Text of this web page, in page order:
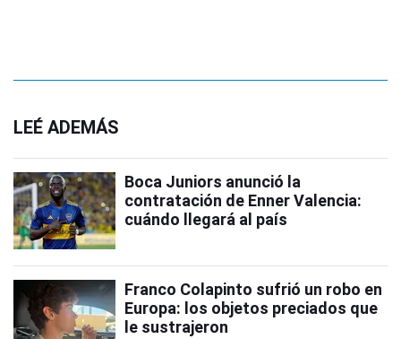
LEÉ ADEMÁS
Boca Juniors anunció la
contratación de Enner Valencia:
cuándo llegará al país
Franco Colapinto sufrió un robo en
Europa: los objetos preciados que
le sustrajeron